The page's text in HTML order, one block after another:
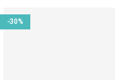
-30%